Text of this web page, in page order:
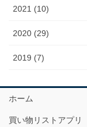
2021 (10)
2020 (29)
2019 (7)
ホーム
買い物リストアプリ